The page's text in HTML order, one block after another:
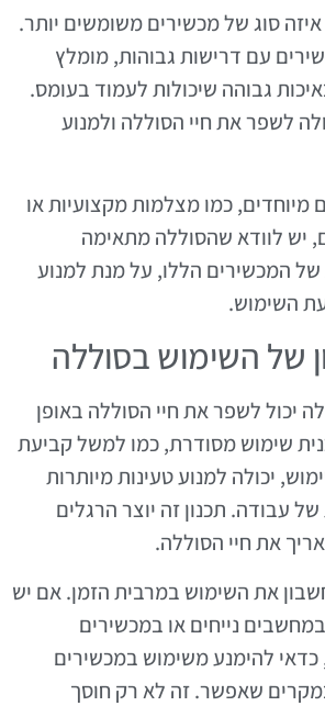
סוג של מכשירים משומשים יותר.
עם דרישות גבוהות, מומלץ
גבוהה שיכולות לעמוד בעומס.
לשפר את חיי הסוללה ולמנוע
כמו מצלמות מקצועיות או
יש לוודא שהסוללה מתאימה
של המכשירים הללו, על מנת למנוע
השימוש.
יכול לשפר את חיי הסוללה באופן
שימוש מסודרת, כמו למשל קביעת
יכולה למנוע טעינות מיותרות
עבודה. תכנון זה יוצר הרגלים
את חיי הסוללה.
את השימוש במרבית הזמן. אם יש
נייחים או במכשירים
להימנע משימוש במכשירים
שאפשר. זה לא רק חוסך